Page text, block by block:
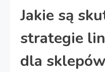
Jakie są
strategie
dla sklepów